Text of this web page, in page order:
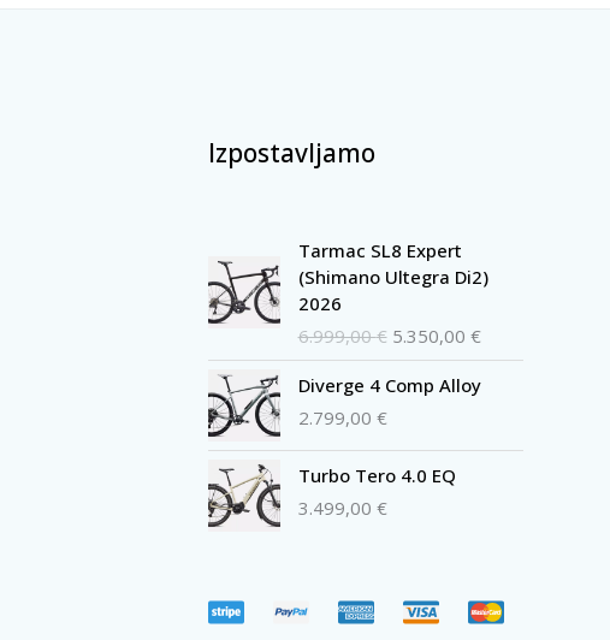
Izpostavljamo
Tarmac SL8 Expert
(Shimano Ultegra Di2)
2026
6.999,00€
cena
je
6.999,00 €.
5.350,00 €
je:
Diverge 4 Comp Alloy
2.799,00 €
Turbo Tero 4.0 EQ
3.499,00 €